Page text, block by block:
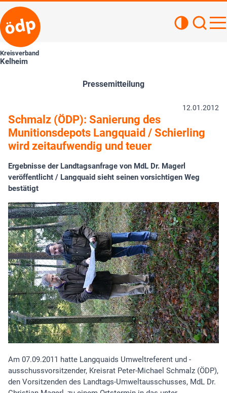
Kreisverband
Kelheim
Pressemitteilung
12.01.2012
Schmalz (ÖDP): Sanierung des
Munitionsdepots Langquaid / Schierling
wird zeitaufwendig und teuer
Ergebnisse der Landtagsanfrage von MdL Dr. Magerl
veröffentlicht / Langquaid sieht seinen vorsichtigen Weg
bestätigt
Am 07.09.2011 hatte Langquaids Umweltreferent und -
ausschussvorsitzender, Kreisrat Peter-Michael Schmalz (ÖDP),
den Vorsitzenden des Landtags-Umweltausschusses, MdL Dr.